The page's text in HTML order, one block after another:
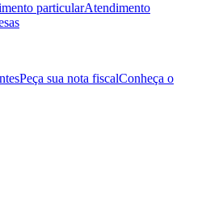
particularAtendimento
Peça sua nota fiscalConheça o